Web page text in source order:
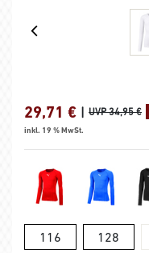
29,71 € | UVP 34,95 €
inkl. 19 % MwSt.
116 128